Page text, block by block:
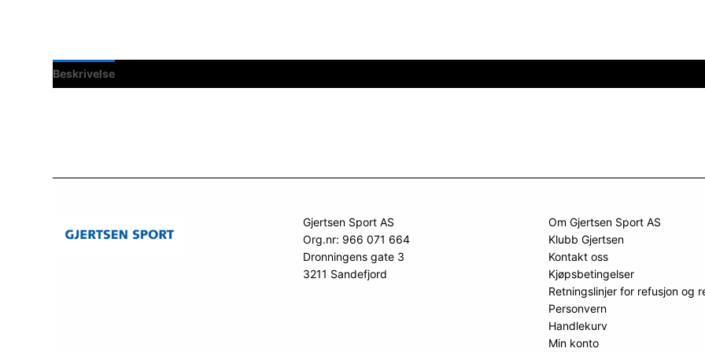
Beskrivelse
Gjertsen Sport AS
Org.nr: 966 071 664
Dronningens gate 3
3211 Sandefjord
Om Gjertsen Sport AS
Klubb Gjertsen
Kontakt oss
Kjøpsbetingelser
Retningslinjer for refusjon og
Personvern
Handlekurv
Min konto